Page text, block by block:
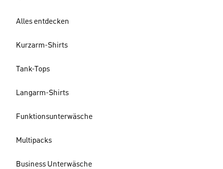
Alles entdecken
Kurzarm-Shirts
Tank-Tops
Langarm-Shirts
Funktionsunterwäsche
Multipacks
Business Unterwäsche